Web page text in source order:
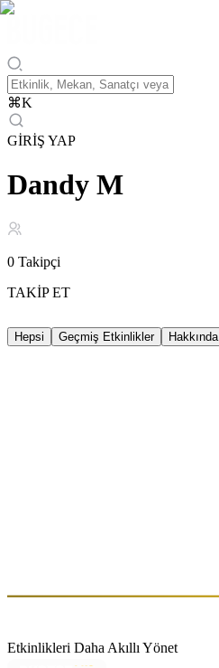
⌘K
GİRİŞ YAP
Dandy M
0 Takipçi
TAKİP ET
Hepsi Geçmiş Etkinlikler Hakkında
Etkinlikleri Daha Akıllı Yönet